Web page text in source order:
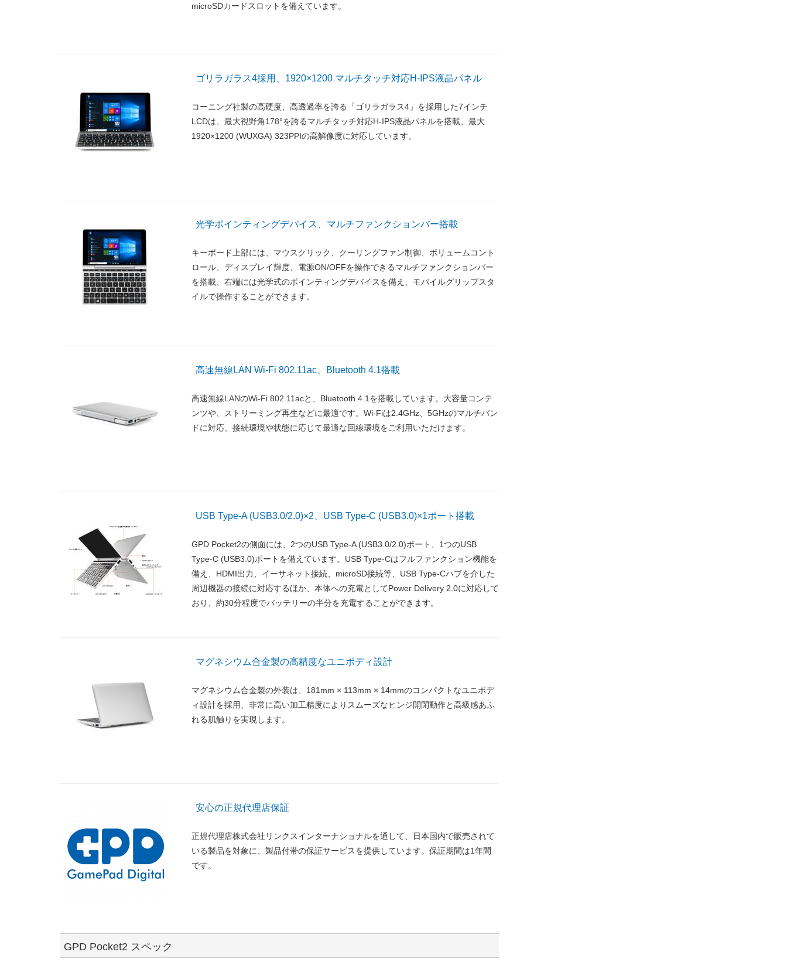
microSDカードスロットを備えています。
ゴリラガラス4採用、1920×1200 マルチタッチ対応H-IPS液晶パネル
コーニング社製の高硬度、高透過率を誇る「ゴリラガラス4」を採用した7インチ
LCDは、最大視野角178°を誇るマルチタッチ対応H-IPS液晶パネルを搭載、最大
1920×1200 (WUXGA) 323PPIの高解像度に対応しています。
光学ポインティングデバイス、マルチファンクションバー搭載
キーボード上部には、マウスクリック、クーリングファン制御、ボリュームコント
ロール、ディスプレイ輝度、電源ON/OFFを操作できるマルチファンクションバー
を搭載、右端には光学式のポインティングデバイスを備え、モバイルグリップスタ
イルで操作することができます。
高速無線LAN Wi-Fi 802.11ac、Bluetooth 4.1搭載
高速無線LANのWi-Fi 802.11acと、Bluetooth 4.1を搭載しています。大容量コンテ
ンツや、ストリーミング再生などに最適です。Wi-Fiは2.4GHz、5GHzのマルチバン
ドに対応、接続環境や状態に応じて最適な回線環境をご利用いただけます。
USB Type-A (USB3.0/2.0)×2、USB Type-C (USB3.0)×1ポート搭載
GPD Pocket2の側面には、2つのUSB Type-A (USB3.0/2.0)ポート、1つのUSB
Type-C (USB3.0)ポートを備えています。USB Type-Cはフルファンクション機能を
備え、HDMI出力、イーサネット接続、microSD接続等、USB Type-Cハブを介した
周辺機器の接続に対応するほか、本体への充電としてPower Delivery 2.0に対応して
おり、約30分程度でバッテリーの半分を充電することができます。
マグネシウム合金製の高精度なユニボディ設計
マグネシウム合金製の外装は、181mm × 113mm × 14mmのコンパクトなユニボデ
ィ設計を採用、非常に高い加工精度によりスムーズなヒンジ開閉動作と高級感あふ
れる肌触りを実現します。
安心の正規代理店保証
正規代理店株式会社リンクスインターナショナルを通して、日本国内で販売されて
いる製品を対象に、製品付帯の保証サービスを提供しています。保証期間は1年間
です。
GPD Pocket2 スペック